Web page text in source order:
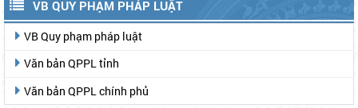
VB QUY PHẠM PHÁP LUẬT
VB Quy phạm pháp luật
Văn bản QPPL tỉnh
Văn bản QPPL chính phủ